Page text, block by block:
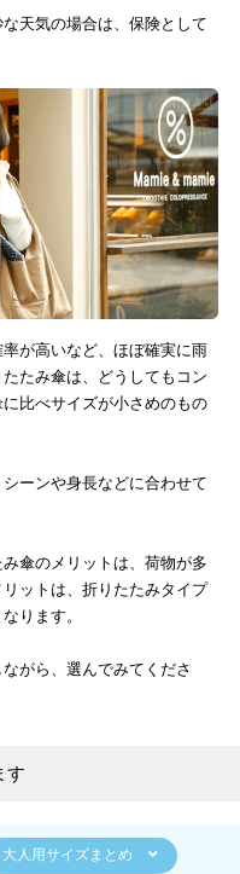
天気の場合は、保険として
が高いなど、ほぼ確実に雨
たみ傘は、どうしてもコン
比べサイズが小さめのもの
ーンや身長などに合わせて
傘のメリットは、荷物が多
ットは、折りたたみタイプ
ります。
がら、選んでみてくださ
す
大人用サイズまとめ